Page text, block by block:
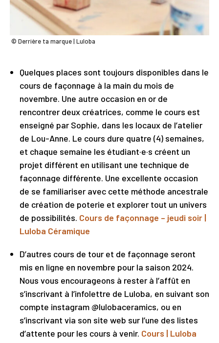
© Derrière ta marque | Luloba
Quelques places sont toujours disponibles dans le
cours de façonnage à la main du mois de
novembre. Une autre occasion en or de
rencontrer deux créatrices, comme le cours est
enseigné par Sophie, dans les locaux de l’atelier
de Lou-Anne. Le cours dure quatre (4) semaines,
et chaque semaine les étudiant·e·s créent un
projet différent en utilisant une technique de
façonnage différente. Une excellente occasion
de se familiariser avec cette méthode ancestrale
de création de poterie et explorer tout un univers
de possibilités. Cours de façonnage – jeudi soir |
Luloba Céramique
D’autres cours de tour et de façonnage seront
mis en ligne en novembre pour la saison 2024.
Nous vous encourageons à rester à l’affût en
s’inscrivant à l’infolettre de Luloba, en suivant son
compte instagram @lulobaceramics, ou en
s’inscrivant via son site web sur l’une des listes
d’attente pour les cours à venir. Cours | Luloba